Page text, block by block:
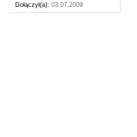
Dołączył(a): 03.07.2009